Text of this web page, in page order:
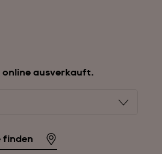
online ausverkauft.
finden